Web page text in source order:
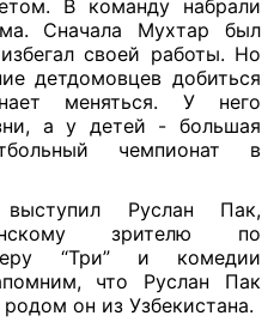
В команду набрали
Сначала Мухтар был
своей работы. Но
детдомовцев добиться
меняться. У него
а у детей - большая
чемпионат в
Руслан Пак,
зрителю по
“Три” и комедии
что Руслан Пак
он из Узбекистана.